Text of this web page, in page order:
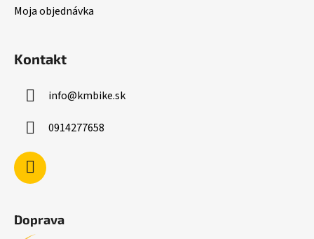
Moja objednávka
Kontakt
info@kmbike.sk
0914277658
Doprava